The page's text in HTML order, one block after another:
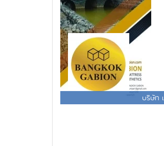
บริษัท